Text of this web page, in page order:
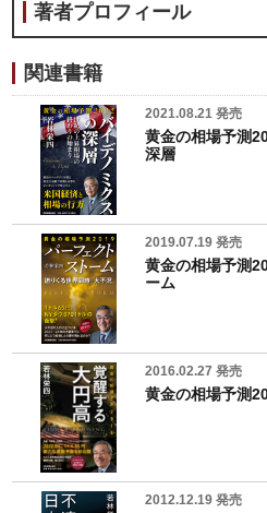
著者プロフィール
関連書籍
2021.08.21 発売
黄金の相場予測
深層
2019.07.19 発売
黄金の相場予測
ーム
2016.02.27 発売
黄金の相場予測
2012.12.19 発売